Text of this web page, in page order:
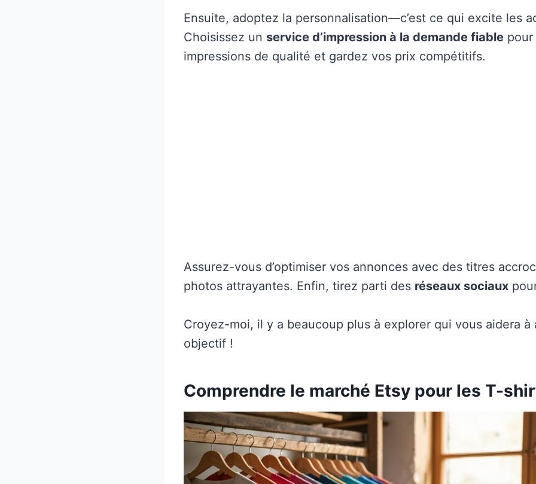
Ensuite, adoptez la personnalisation—c’est ce qui excite les
Choisissez un service d’impression à la demande fiable pour
impressions de qualité et gardez vos prix compétitifs.
Assurez-vous d’optimiser vos annonces avec des titres
photos attrayantes. Enfin, tirez parti des réseaux sociaux
Croyez-moi, il y a beaucoup plus à explorer qui vous aidera
objectif !
Comprendre le marché Etsy pour les T-